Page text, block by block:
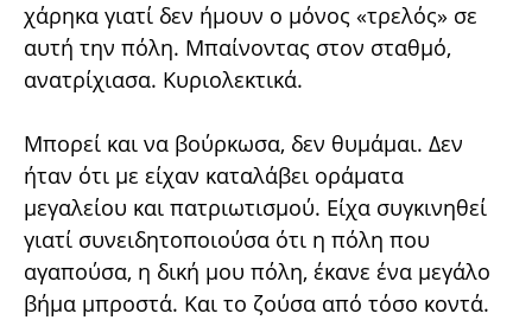
χάρηκα γιατί δεν ήμουν ο μόνος «τρελός» σε
αυτή την πόλη. Μπαίνοντας στον σταθμό,
ανατρίχιασα. Κυριολεκτικά.
Μπορεί και να βούρκωσα, δεν θυμάμαι. Δεν
ήταν ότι με είχαν καταλάβει οράματα
μεγαλείου και πατριωτισμού. Είχα συγκινηθεί
γιατί συνειδητοποιούσα ότι η πόλη που
αγαπούσα, η δική μου πόλη, έκανε ένα μεγάλο
βήμα μπροστά. Και το ζούσα από τόσο κοντά.